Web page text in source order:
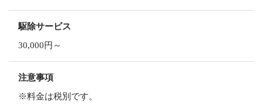
駆除サービス
30,000円～
注意事項
※料金は税別です。